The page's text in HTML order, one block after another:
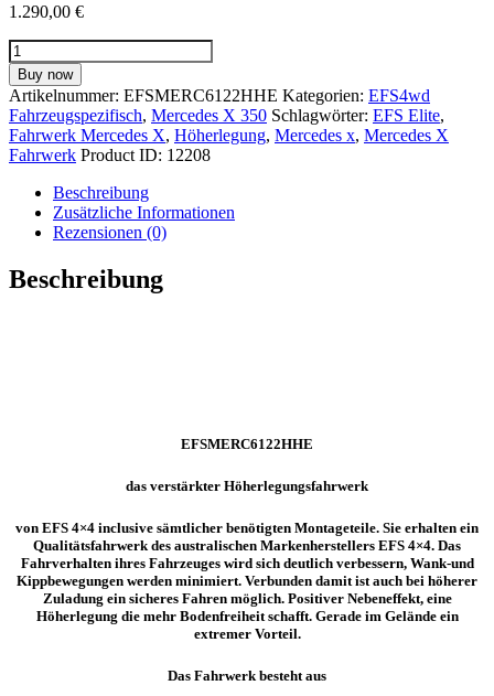
1.290,00 €
EFS
4x4
Höherlegungsfahrwerk
ELITE
+30mm
Lift
für
MERCEDES
EFSMERC6122HHE
(HD
Buy now
Artikelnummer: EFSMERC6122HHE Kategorien: EFS4wd
Fahrzeugspezifisch, Mercedes X 350 Schlagwörter: EFS Elite,
Fahrwerk Mercedes X, Höherlegung, Mercedes x, Mercedes X
Fahrwerk Product ID: 12208
Beschreibung
Zusätzliche Informationen
Rezensionen (0)
Beschreibung
EFSMERC6122HHE
das verstärkter Höherlegungsfahrwerk
von EFS 4×4 inclusive sämtlicher benötigten Montageteile. Sie erhalten ein
Qualitätsfahrwerk des australischen Markenherstellers EFS 4×4. Das
Fahrverhalten ihres Fahrzeuges wird sich deutlich verbessern, Wank-und
Kippbewegungen werden minimiert. Verbunden damit ist auch bei höherer
Zuladung ein sicheres Fahren möglich. Positiver Nebeneffekt, eine
Höherlegung die mehr Bodenfreiheit schafft. Gerade im Gelände ein
extremer Vorteil.
Das Fahrwerk besteht aus